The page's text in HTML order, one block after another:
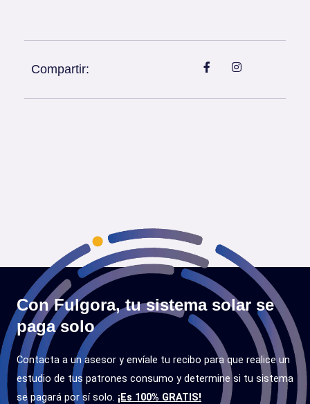
Compartir:
Con Fulgora, tu sistema solar se
paga solo
Contacta a un asesor y envíale tu recibo para que realice un
estudio de tus patrones consumo y determine si tu sistema
se pagará por sí solo. ¡Es 100% GRATIS!